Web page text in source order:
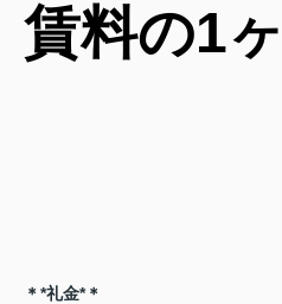
賃料の1
＊*礼金*＊